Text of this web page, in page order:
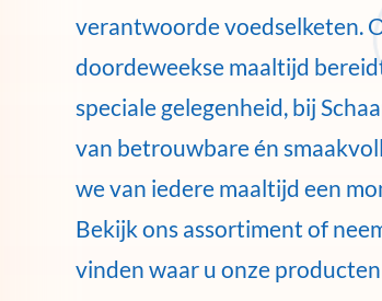
verantwoorde voedselketen.
doordeweekse maaltijd
speciale gelegenheid, bij
van betrouwbare én
we van iedere maaltijd een
Bekijk ons assortiment of
vinden waar u onze